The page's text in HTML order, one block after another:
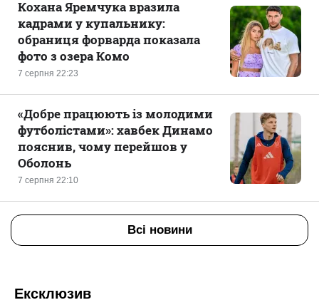
7 серпня 22:23
Кохана Яремчука вразила
кадрами у купальнику:
обраниця форварда показала
фото з озера Комо
7 серпня 22:10
«Добре працюють із молодими
футболістами»: хавбек Динамо
пояснив, чому перейшов у
Оболонь
Всі новини
Ексклюзив